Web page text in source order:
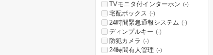
TVモニタ付インターホン (-)
宅配ボックス (-)
24時間緊急通報システム (-)
ディンプルキー (-)
防犯カメラ (-)
24時間有人管理 (-)